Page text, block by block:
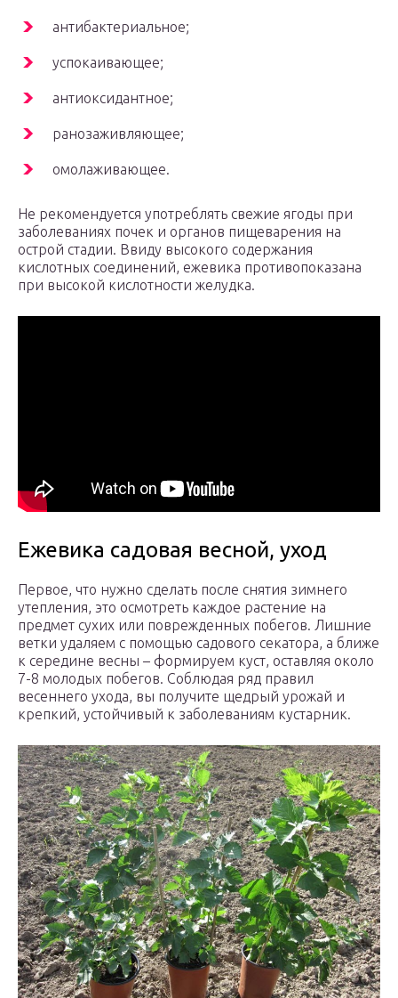
антибактериальное;
успокаивающее;
антиоксидантное;
ранозаживляющее;
омолаживающее.
Не рекомендуется употреблять свежие ягоды при
заболеваниях почек и органов пищеварения на
острой стадии. Ввиду высокого содержания
кислотных соединений, ежевика противопоказана
при высокой кислотности желудка.
Ежевика садовая весной, уход
Первое, что нужно сделать после снятия зимнего
утепления, это осмотреть каждое растение на
предмет сухих или поврежденных побегов. Лишние
ветки удаляем с помощью садового секатора, а ближе
к середине весны – формируем куст, оставляя около
7-8 молодых побегов. Соблюдая ряд правил
весеннего ухода, вы получите щедрый урожай и
крепкий, устойчивый к заболеваниям кустарник.